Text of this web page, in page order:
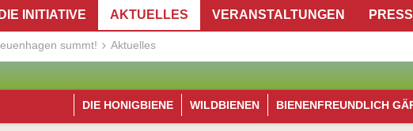
DIE INITIATIVE AKTUELLES VERANSTALTUNGEN
summt! Aktuelles
DIE HONIGBIENE WILDBIENEN BIENENFREUNDLICH